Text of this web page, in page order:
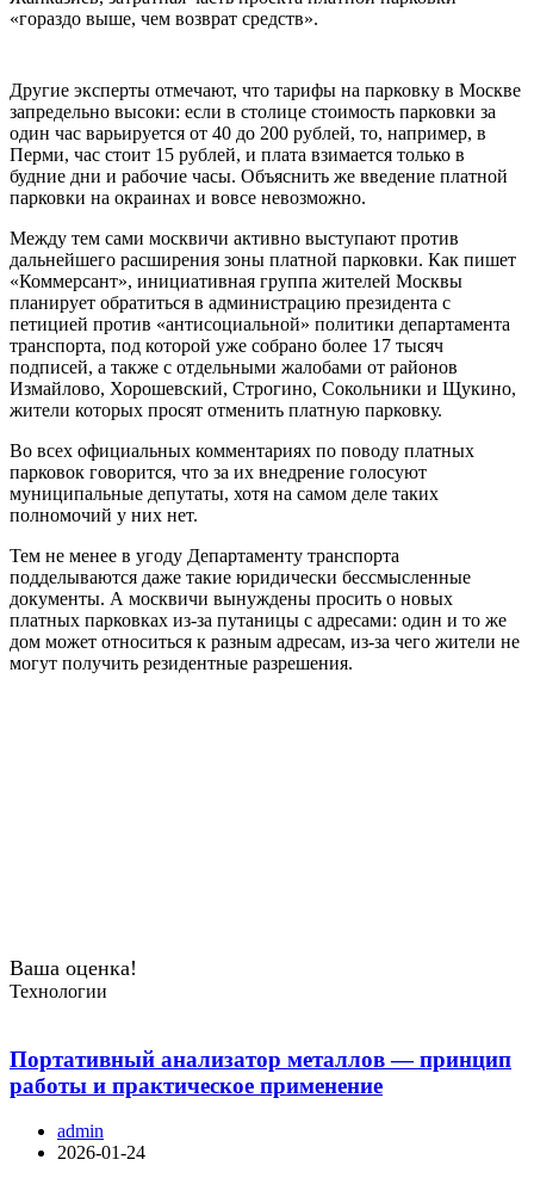
«гораздо выше, чем возврат средств».
Другие эксперты отмечают, что тарифы на парковку в Москве
запредельно высоки: если в столице стоимость парковки за
один час варьируется от 40 до 200 рублей, то, например, в
Перми, час стоит 15 рублей, и плата взимается только в
будние дни и рабочие часы. Объяснить же введение платной
парковки на окраинах и вовсе невозможно.
Между тем сами москвичи активно выступают против
дальнейшего расширения зоны платной парковки. Как пишет
«Коммерсант», инициативная группа жителей Москвы
планирует обратиться в администрацию президента с
петицией против «антисоциальной» политики департамента
транспорта, под которой уже собрано более 17 тысяч
подписей, а также с отдельными жалобами от районов
Измайлово, Хорошевский, Строгино, Сокольники и Щукино,
жители которых просят отменить платную парковку.
Во всех официальных комментариях по поводу платных
парковок говорится, что за их внедрение голосуют
муниципальные депутаты, хотя на самом деле таких
полномочий у них нет.
Тем не менее в угоду Департаменту транспорта
подделываются даже такие юридически бессмысленные
документы. А москвичи вынуждены просить о новых
платных парковках из-за путаницы с адресами: один и то же
дом может относиться к разным адресам, из-за чего жители не
могут получить резидентные разрешения.
Ваша оценка!
Технологии
Портативный анализатор металлов — принцип
работы и практическое применение
admin
2026-01-24